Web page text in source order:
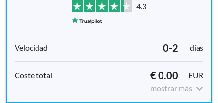
4.3
0-2 días
€ 0.00
EUR
mostrar más